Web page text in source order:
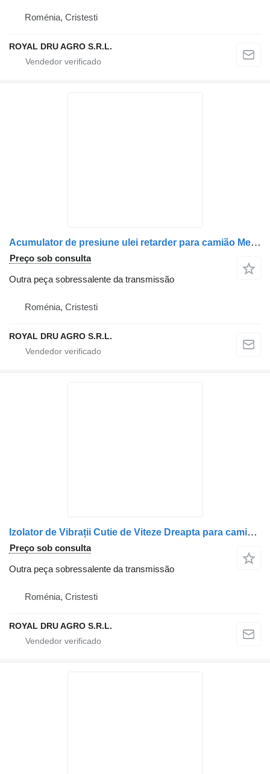
Roménia, Cristesti
ROYAL DRU AGRO S.R.L.
Acumulator de presiune ulei retarder para camião Mercedes-Benz A0004301694 / A0004301494
Preço sob consulta
Outra peça sobressalente da transmissão
Roménia, Cristesti
ROYAL DRU AGRO S.R.L.
Izolator de Vibrații Cutie de Viteze Dreapta para camião Mercedes-Benz Cod A9732400418 / A9672412213
Preço sob consulta
Outra peça sobressalente da transmissão
Roménia, Cristesti
ROYAL DRU AGRO S.R.L.